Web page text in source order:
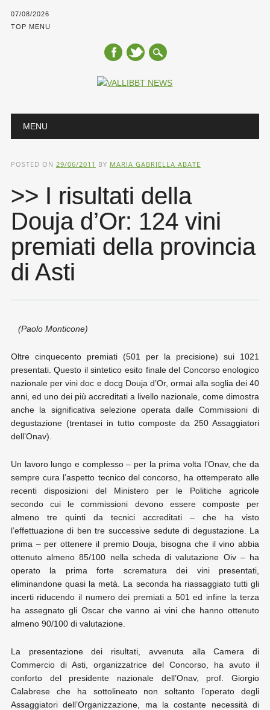
07/08/2026
TOP MENU
Main menu
MENU
POSTED ON 29/06/2011 BY MARIA GABRIELLA ABATE
>> I risultati della
Douja d’Or: 124 vini
premiati della provincia
di Asti
(Paolo Monticone)
Oltre cinquecento premiati (501 per la precisione) sui 1021
presentati. Questo il sintetico esito finale del Concorso enologico
nazionale per vini doc e docg Douja d’Or, ormai alla soglia dei 40
anni, ed uno dei più accreditati a livello nazionale, come dimostra
anche la significativa selezione operata dalle Commissioni di
degustazione (trentasei in tutto composte da 250 Assaggiatori
dell’Onav).
Un lavoro lungo e complesso – per la prima volta l’Onav, che da
sempre cura l’aspetto tecnico del concorso, ha ottemperato alle
recenti disposizioni del Ministero per le Politiche agricole
secondo cui le commissioni devono essere composte per
almeno tre quinti da tecnici accreditati – che ha visto
l’effettuazione di ben tre successive sedute di degustazione. La
prima – per ottenere il premio Douja, bisogna che il vino abbia
ottenuto almeno 85/100 nella scheda di valutazione Oiv – ha
operato la prima forte scrematura dei vini presentati,
eliminandone quasi la metà. La seconda ha riassaggiato tutti gli
incerti riducendo il numero dei premiati a 501 ed infine la terza
ha assegnato gli Oscar che vanno ai vini che hanno ottenuto
almeno 90/100 di valutazione.
La presentazione dei risultati, avvenuta alla Camera di
Commercio di Asti, organizzatrice del Concorso, ha avuto il
conforto del presidente nazionale dell’Onav, prof. Giorgio
Calabrese che ha sottolineato non soltanto l’operato degli
Assaggiatori dell’Organizzazione, ma la costante necessità di